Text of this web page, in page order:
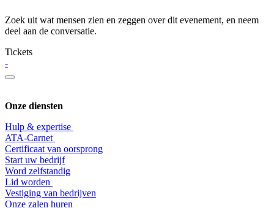
Zoek uit wat mensen zien en zeggen over dit evenement, en neem
deel aan de conversatie.
Tickets
-
Onze diensten
Hulp & expertise
​ATA-Carnet
Certificaat van oorsprong
Start uw bedrijf
Word zelfstandig
Lid worden
​Vestiging van bedrijven
Onze zalen huren